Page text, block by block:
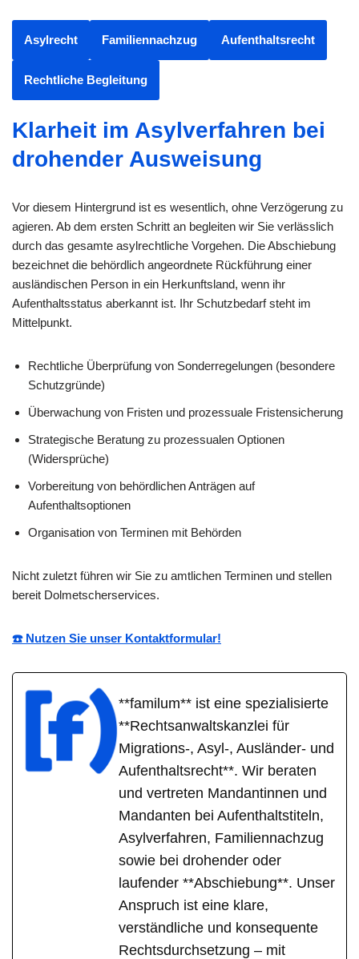
Asylrecht Familiennachzug Aufenthaltsrecht
Rechtliche Begleitung
Klarheit im Asylverfahren bei
drohender Ausweisung
Vor diesem Hintergrund ist es wesentlich, ohne Verzögerung zu
agieren. Ab dem ersten Schritt an begleiten wir Sie verlässlich
durch das gesamte asylrechtliche Vorgehen. Die Abschiebung
bezeichnet die behördlich angeordnete Rückführung einer
ausländischen Person in ein Herkunftsland, wenn ihr
Aufenthaltsstatus aberkannt ist. Ihr Schutzbedarf steht im
Mittelpunkt.
Rechtliche Überprüfung von Sonderregelungen (besondere
Schutzgründe)
Überwachung von Fristen und prozessuale Fristensicherung
Strategische Beratung zu prozessualen Optionen
(Widersprüche)
Vorbereitung von behördlichen Anträgen auf
Aufenthaltsoptionen
Organisation von Terminen mit Behörden
Nicht zuletzt führen wir Sie zu amtlichen Terminen und stellen
bereit Dolmetscherservices.
☎️ Nutzen Sie unser Kontaktformular!
**familum** ist eine spezialisierte
**Rechtsanwaltskanzlei für
Migrations-, Asyl-, Ausländer- und
Aufenthaltsrecht**. Wir beraten
und vertreten Mandantinnen und
Mandanten bei Aufenthaltstiteln,
Asylverfahren, Familiennachzug
sowie bei drohender oder
laufender **Abschiebung**. Unser
Anspruch ist eine klare,
verständliche und konsequente
Rechtsdurchsetzung – mit